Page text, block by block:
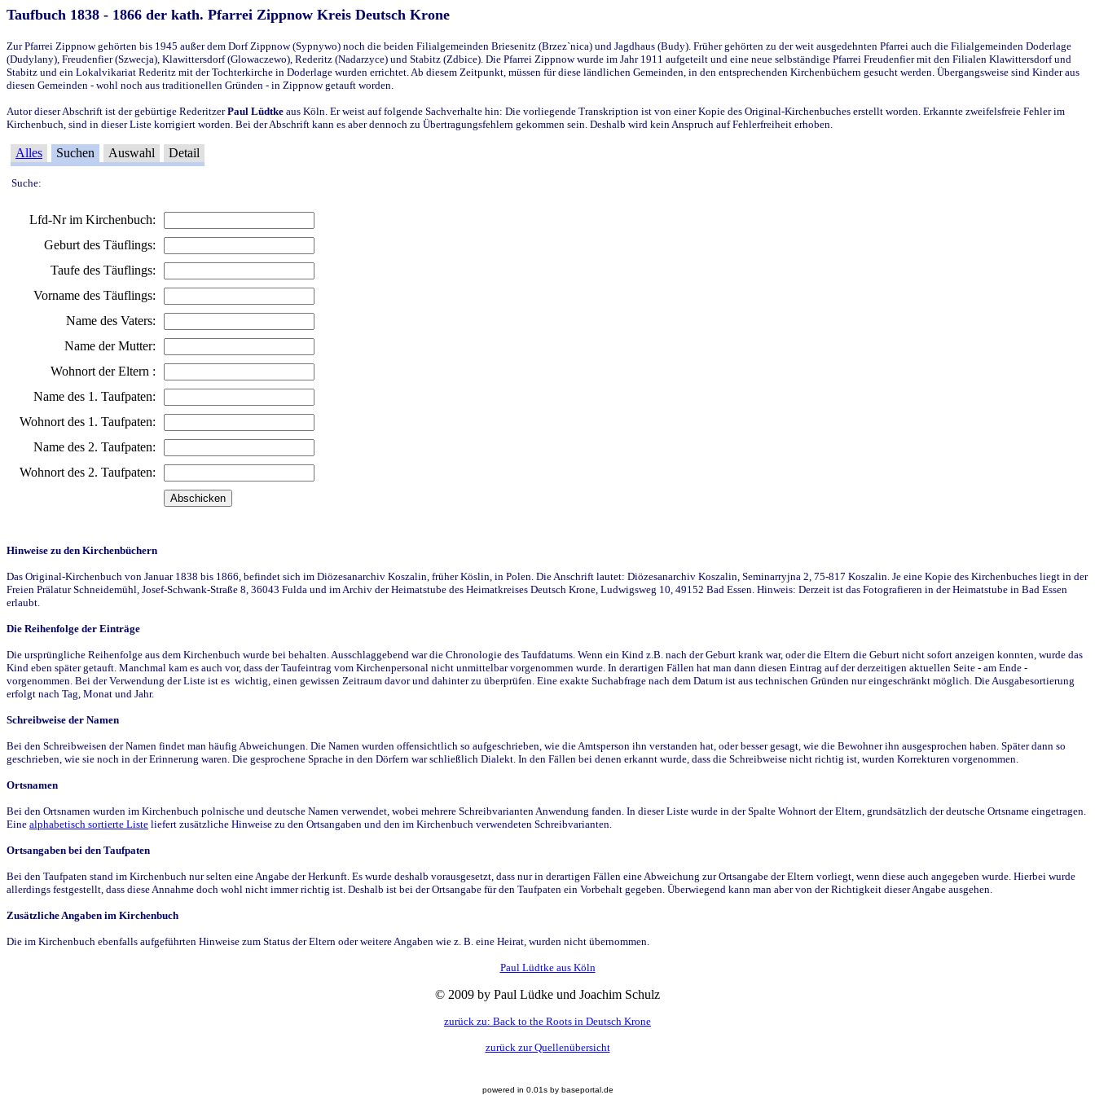
Taufbuch 1838 - 1866 der kath. Pfarrei Zippnow Kreis Deutsch Krone
Zur Pfarrei Zippnow gehörten bis 1945 außer dem Dorf Zippnow (Sypnywo) noch die beiden Filialgemeinden Briesenitz (Brzez`nica) und Jagdhaus (Budy). Früher gehörten zu der weit ausgedehnten Pfarrei auch die Filialgemeinden Doderlage
(Dudylany), Freudenfier (Szwecja), Klawittersdorf (Glowaczewo), Rederitz (Nadarzyce) und Stabitz (Zdbice). Die Pfarrei Zippnow wurde im Jahr 1911 aufgeteilt und eine neue selbständige Pfarrei Freudenfier mit den Filialen Klawittersdorf und
Stabitz und ein Lokalvikariat Rederitz mit der Tochterkirche in Doderlage wurden errichtet. Ab diesem Zeitpunkt, müssen für diese ländlichen Gemeinden, in den entsprechenden Kirchenbüchern gesucht werden. Übergangsweise sind Kinder aus
diesen Gemeinden - wohl noch aus traditionellen Gründen - in Zippnow getauft worden.
Autor dieser Abschrift ist der gebürtige RederitzerPaul Lüdtke aus Köln. Er weist auf folgende Sachverhalte hin: Die vorliegende Transkription ist von einer Kopie des Original-Kirchenbuches erstellt worden. Erkannte zweifelsfreie Fehler im
Kirchenbuch, sind in dieser Liste korrigiert worden. Bei der Abschrift kann es aber dennoch zu Übertragungsfehlern gekommen sein. Deshalb wird kein Anspruch auf Fehlerfreiheit erhoben.
Alles Suchen Auswahl Detail
Suche:
Lfd-Nr im Kirchenbuch:
Geburt des Täuflings:
Taufe des Täuflings:
Vorname des Täuflings:
Name des Vaters:
Name der Mutter:
Wohnort der Eltern :
Name des 1. Taufpaten:
Wohnort des 1. Taufpaten:
Name des 2. Taufpaten:
Wohnort des 2. Taufpaten:
Hinweise zu den Kirchenbüchern
Das Original-Kirchenbuch von Januar 1838 bis 1866, befindet sich im Diözesanarchiv Koszalin, früher Köslin, in Polen. Die Anschrift lautet: Diözesanarchiv Koszalin, Seminarryjna 2, 75-817 Koszalin. Je eine Kopie des Kirchenbuches liegt in der
Freien Prälatur Schneidemühl, Josef-Schwank-Straße 8, 36043 Fulda und im Archiv der Heimatstube des Heimatkreises Deutsch Krone, Ludwigsweg 10, 49152 Bad Essen. Hinweis: Derzeit ist das Fotografieren in der Heimatstube in Bad Essen
erlaubt.
Die Reihenfolge der Einträge
Die ursprüngliche Reihenfolge aus dem Kirchenbuch wurde bei behalten. Ausschlaggebend war die Chronologie des Taufdatums. Wenn ein Kind z.B. nach der Geburt krank war, oder die Eltern die Geburt nicht sofort anzeigen konnten, wurde das
Kind eben später getauft. Manchmal kam es auch vor, dass der Taufeintrag vom Kirchenpersonal nicht unmittelbar vorgenommen wurde. In derartigen Fällen hat man dann diesen Eintrag auf der derzeitigen aktuellen Seite - am Ende -
vorgenommen. Bei der Verwendung der Liste ist es wichtig, einen gewissen Zeitraum davor und dahinter zu überprüfen. Eine exakte Suchabfrage nach dem Datum ist aus technischen Gründen nur eingeschränkt möglich. Die Ausgabesortierung
erfolgt nach Tag, Monat und Jahr.
Schreibweise der Namen
Bei den Schreibweisen der Namen findet man häufig Abweichungen. Die Namen wurden offensichtlich so aufgeschrieben, wie die Amtsperson ihn verstanden hat, oder besser gesagt, wie die Bewohner ihn ausgesprochen haben. Später dann so
geschrieben, wie sie noch in der Erinnerung waren. Die gesprochene Sprache in den Dörfern war schließlich Dialekt. In den Fällen bei denen erkannt wurde, dass die Schreibweise nicht richtig ist, wurden Korrekturen vorgenommen.
Ortsnamen
Bei den Ortsnamen wurden im Kirchenbuch polnische und deutsche Namen verwendet, wobei mehrere Schreibvarianten Anwendung fanden. In dieser Liste wurde in der Spalte Wohnort der Eltern, grundsätzlich der deutsche Ortsname eingetragen.
Eine alphabetisch sortierte Liste liefert zusätzliche Hinweise zu den Ortsangaben und den im Kirchenbuch verwendeten Schreibvarianten.
Ortsangaben bei den Taufpaten
Bei den Taufpaten stand im Kirchenbuch nur selten eine Angabe der Herkunft. Es wurde deshalb vorausgesetzt, dass nur in derartigen Fällen eine Abweichung zur Ortsangabe der Eltern vorliegt, wenn diese auch angegeben wurde. Hierbei wurde
allerdings festgestellt, dass diese Annahme doch wohl nicht immer richtig ist. Deshalb ist bei der Ortsangabe für den Taufpaten ein Vorbehalt gegeben. Überwiegend kann man aber von der Richtigkeit dieser Angabe ausgehen.
Zusätzliche Angaben im Kirchenbuch
Die im Kirchenbuch ebenfalls aufgeführten Hinweise zum Status der Eltern oder weitere Angaben wie z. B. eine Heirat, wurden nicht übernommen.
Paul Lüdtke aus Köln
© 2009 by Paul Lüdke und Joachim Schulz
zurück zu: Back to the Roots in Deutsch Krone
zurück zur Quellenübersicht
powered in 0.01s by baseportal.de